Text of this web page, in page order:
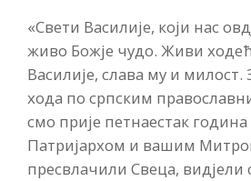
«Свети Василије, који нас
живо Божје чудо. Живи
Василије, слава му и милост.
хода по српским
смо прије петнаестак година
Патријархом и вашим
пресвлачили Свеца, видјели